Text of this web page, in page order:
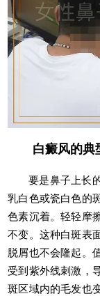
白癜风的典
要是鼻子上长
乳白色或瓷白色的
色素沉着。轻轻摩
不变。这种白斑表
脱屑也不会隆起。
受到紫外线刺激，
斑区域内的毛发也